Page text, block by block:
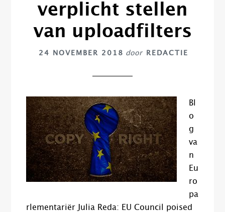
verplicht stellen
van uploadfilters
24 NOVEMBER 2018 door REDACTIE
Bl
o
g
va
n
Eu
ro
pa
rlementariër Julia Reda: EU Council poised